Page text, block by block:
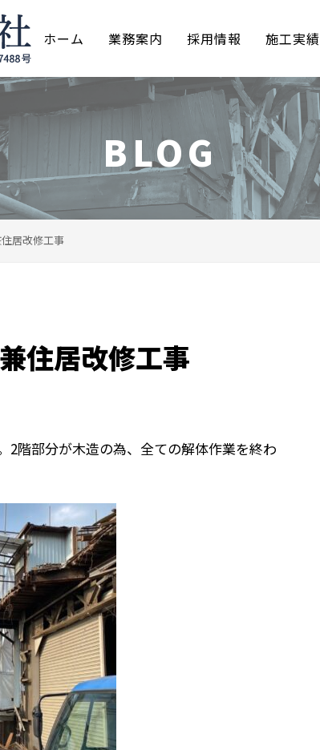
ホーム 業務案内 採用情報 施工実績
BLOG
居改修工事
住居改修工事
2階部分が木造の為、全ての解体作業を終わ